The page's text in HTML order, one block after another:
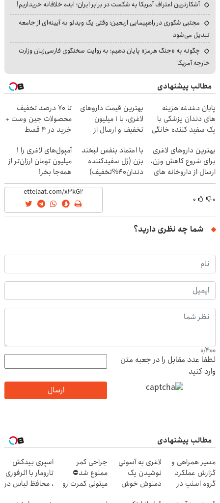
آشکارترین اعتراف آمریکا به شکست در برابر ایران؛ ایده خلاقانه خریداریم!
مجتبی شکوری در راهپیمایی اربعین؛ وقتی یک ویدئو به آیینه‌ای از جامعه
تبدیل می‌شود
چگونه به «جنگ هرمز» پایان دهیم؛ به روایت سخنگوی فارسی‌زبان وزارت
خارجه آمریکا
مطالب پیشنهادی
پایان دغدغه هزینه
های دندان پزشکی با
پک سفید کننده خانگی
بهترین قیمت داروهای
لاغری، با ۱ میلیون
تخفیف و ارسال از
تا 70 درصد تخفیف
محصولات جین وست +
خرید در 4 قسط
بهترین داروهای لاغری
برای شروع کاهش وزن،
ارسال از داروخانه های
نزدیکت!
با اعتماد بنفس لبخند
بزن (ژل سفیدکننده
دندان40%تخفیف)
آمپول‌های لاغری را ۱
میلیون تومان ارزان‌تر از
همه‌جا بخر!
۰ ۰
شما چه نظری دارید؟
0/400
لطفا عدد مقابل را در جعبه متن
وارد کنید
ارسال
مطالب پیشنهادی
مسیر همراهی و
گزارش عملکرد
گروه اسنپ در
لاغری به آسونیِ
نوشیدن یک
دمنوش خوش
جراحی کمر
ممنوع شد⛔
میتونی کمرت رو
اسپری بیدکش
تارومار با اثرفوری
، محافظ لباس در